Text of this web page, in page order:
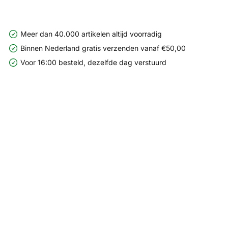
Meer dan 40.000 artikelen altijd voorradig
Binnen Nederland gratis verzenden vanaf €50,00
Voor 16:00 besteld, dezelfde dag verstuurd